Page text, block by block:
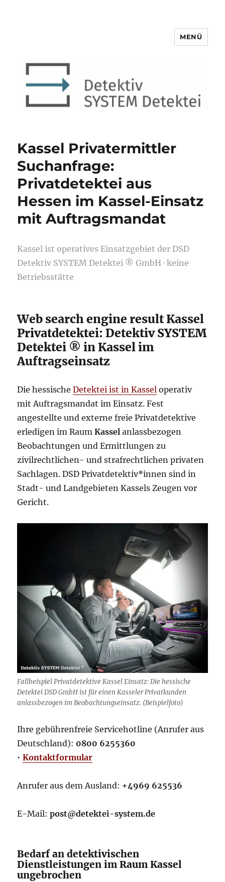
Detektiv SYSTEM Detektei ®
MENÜ
Kassel Privatermittler
Suchanfrage:
Privatdetektei aus
Hessen im Kassel-Einsatz
mit Auftragsmandat
Kassel ist operatives Einsatzgebiet der DSD
Detektiv SYSTEM Detektei ® GmbH · keine
Betriebsstätte
Web search engine result Kassel
Privatdetektei: Detektiv SYSTEM
Detektei ® in Kassel im
Auftragseinsatz
Die hessischeDetektei ist in Kassel operativ
mit Auftragsmandat im Einsatz. Fest
angestellte und externe freie Privatdetektive
erledigen im RaumKassel anlassbezogen
Beobachtungen und Ermittlungen zu
zivilrechtlichen- und strafrechtlichen privaten
Sachlagen. DSD Privatdetektiv*innen sind in
Stadt- und Landgebieten Kassels Zeugen vor
Gericht.
Fallbeispiel Privatdetektive Kassel Einsatz: Die hessische
Detektei DSD GmbH ist für einen Kasseler Privatkunden
anlassbezogen im Beobachtungseinsatz. (Beispielfoto)
Ihre gebührenfreie Servicehotline (Anrufer aus
Deutschland): 0800 6255360
•Kontaktformular
Anrufer aus dem Ausland: +4969 625536
E-Mail:post@detektei-system.de
Bedarf an detektivischen
Dienstleistungen im Raum Kassel
ungebrochen